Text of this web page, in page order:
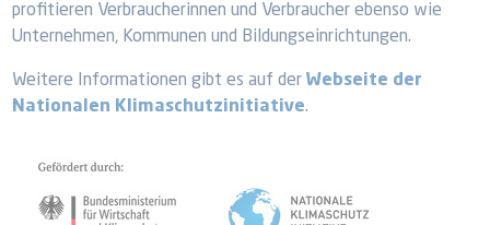
profitieren Verbraucherinnen und Verbraucher ebenso wie
Unternehmen, Kommunen und Bildungseinrichtungen.
Weitere Informationen gibt es auf derWebseite der
Nationalen Klimaschutzinitiative.